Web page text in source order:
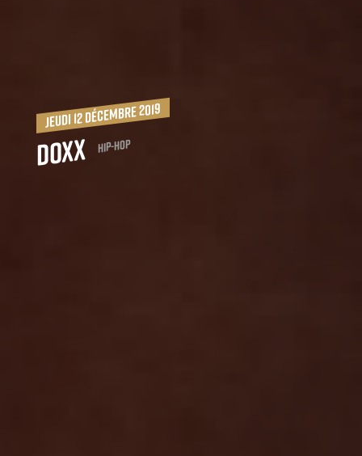
jeudi 12 décembre 2019
Doxx Hip-Hop